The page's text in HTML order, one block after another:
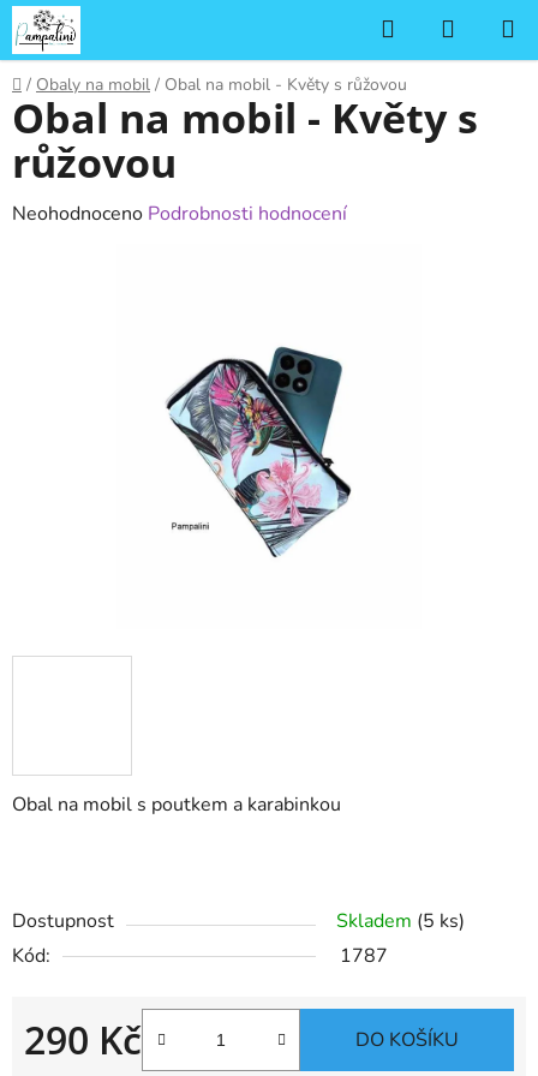
Přejít
na
obsah
Hledat
KOŠÍK
Domů
/ Obaly na mobil / Obal na mobil - Květy s růžovou
Obal na mobil s poutkem a karabinkou
Dostupnost Skladem (5 ks)
Kód:
1787
290 Kč DO KOŠÍKU
Obal na mobil - Květy s
růžovou
Průměrné
Neohodnoceno Podrobnosti hodnocení